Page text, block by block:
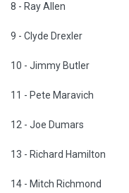
8 - Ray Allen
9 - Clyde Drexler
10 - Jimmy Butler
11 - Pete Maravich
12 - Joe Dumars
13 - Richard Hamilton
14 - Mitch Richmond